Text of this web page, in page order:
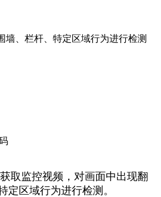
墙、栏杆、特定区域行为进行检测
监控视频，对画面中出现翻
定区域行为进行检测。